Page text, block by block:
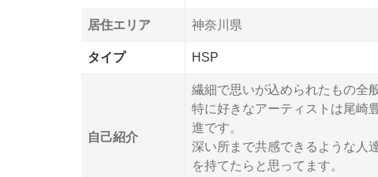
居住エリア 神奈川県
タイプ HSP
自己紹介
繊細で思いが込められたもの全
特に好きなアーティストは尾崎
進です。
深い所まで共感できるような人
を持てたらと思ってます。